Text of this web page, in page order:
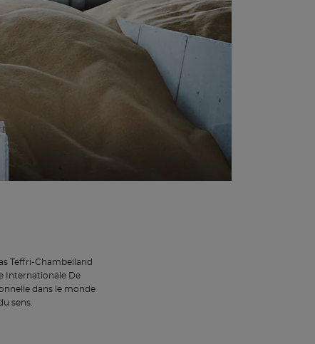
Teffri-Chambelland
Internationale De
dans le monde
sens.